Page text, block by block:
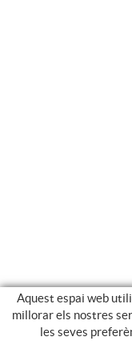
Aquest espai web
millorar els nostres
les seves